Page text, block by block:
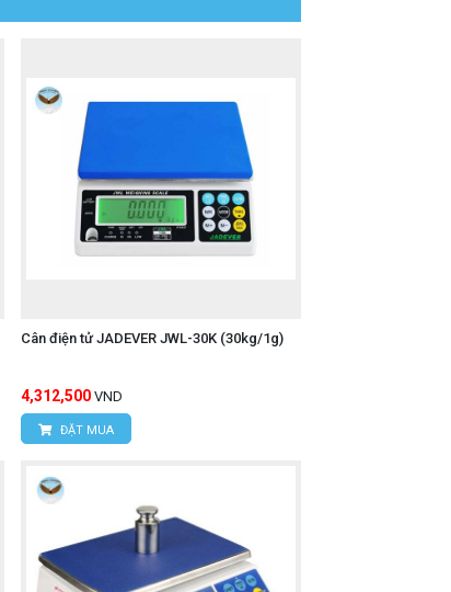
Cân điện tử JADEVER JWL-30K (30kg/1g)
4,312,500 VND
ĐẶT MUA